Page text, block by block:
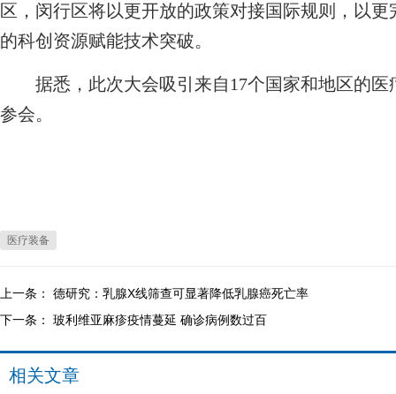
区，闵行区将以更开放的政策对接国际规则，以
的科创资源赋能技术突破。
据悉，此次大会吸引来自17个国家和地区的医
参会。
医疗装备
上一条： 德研究：乳腺X线筛查可显著降低乳腺癌死亡率
下一条： 玻利维亚麻疹疫情蔓延 确诊病例数过百
相关文章